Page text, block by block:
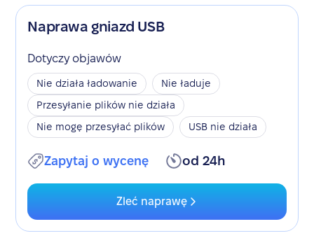
Naprawa gniazd USB
Dotyczy objawów
Nie działa ładowanie
Nie ładuje
Przesyłanie plików nie działa
Nie mogę przesyłać plików
USB nie działa
Zapytaj o wycenę od 24h
Zleć naprawę